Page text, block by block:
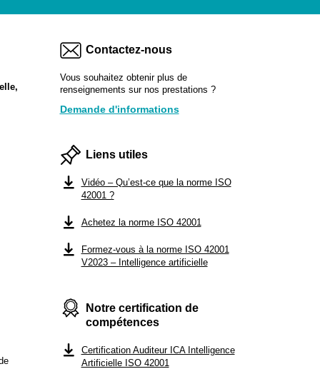
,
Contactez-nous
Vous souhaitez obtenir plus de
renseignements sur nos prestations ?
Demande d'informations
Liens utiles
Vidéo – Qu’est-ce que la norme ISO
42001 ?
Achetez la norme ISO 42001
Formez-vous à la norme ISO 42001
V2023 – Intelligence artificielle
Notre certification de
compétences
Certification Auditeur ICA Intelligence
Artificielle ISO 42001